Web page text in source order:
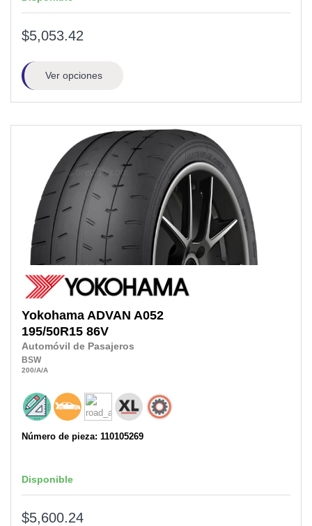
$5,053.42
Ver opciones
Yokohama ADVAN A052
195/50R15 86V
Automóvil de Pasajeros
BSW
200/A/A
Número de pieza: 110105269
Disponible
$5,600.24